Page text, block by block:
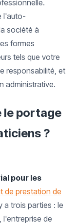
l'auto-
société à
formes
tels que votre
responsabilité, et
administrative.
le portage
?
pour les
de prestation de
a trois parties : le
l'entreprise de